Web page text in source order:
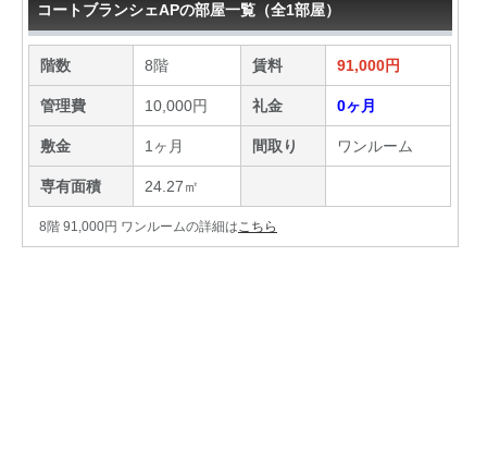
コートブランシェAPの部屋一覧（全1部屋）
階数 8階 賃料 91,000円
管理費 10,000円 礼金 0ヶ月
敷金 1ヶ月 間取り ワンルーム
専有面積 24.27㎡
8階 91,000円 ワンルームの詳細は こちら